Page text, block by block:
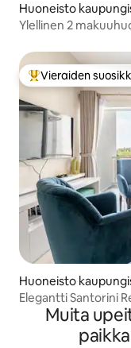
Huoneisto
Ylellinen 2
Vieraiden
Vieraiden
Huoneisto
Elegantti Santorini
Muita